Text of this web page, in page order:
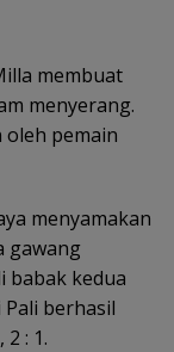
membuat
menyerang.
pemain
menyamakan
gawang
babak kedua
berhasil
: 1.